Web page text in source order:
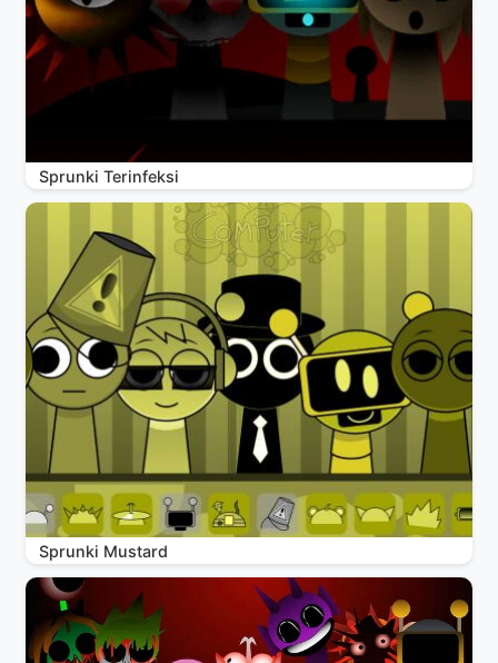
Sprunki Terinfeksi
Sprunki Mustard